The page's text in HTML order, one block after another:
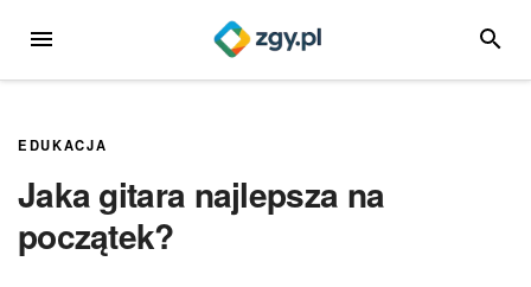
MENU
EDUKACJA
Jaka gitara najlepsza na
początek?